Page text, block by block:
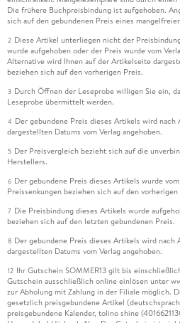
Die frühere Buchpreisbindung ist aufgehoben.
sich auf den gebundenen Preis eines
2 Diese Artikel unterliegen nicht der
wurde aufgehoben oder der Preis wurde vom
Alternative wird Ihnen auf der Artikelseite
beziehen sich auf den vorherigen Preis.
3 Durch Öffnen der Leseprobe willigen Sie ein,
Leseprobe übermittelt werden.
4 Der gebundene Preis dieses Artikels wird
dargestellten Datums vom Verlag angehoben.
5 Der Preisvergleich bezieht sich auf die
Herstellers.
6 Der gebundene Preis dieses Artikels wurde
Preissenkungen beziehen sich auf den vorherigen
7 Die Preisbindung dieses Artikels wurde
beziehen sich auf den letzten gebundenen Preis.
8 Der gebundene Preis dieses Artikels wird nach
dargestellten Datums vom Verlag angehoben.
12 Ihr Gutschein SOMMER13 gilt bis
Gutschein ausschließlich online einlösen unter
zur Abholung mit Zahlung in der Filiale möglich.
gesetzlich preisgebundene Artikel
preisgebundene Kalender, tolino shine